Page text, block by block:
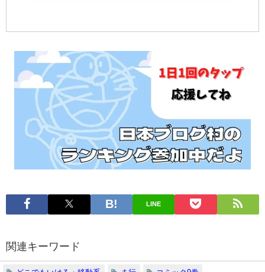
ン
で
る
LINE
関連キーワード